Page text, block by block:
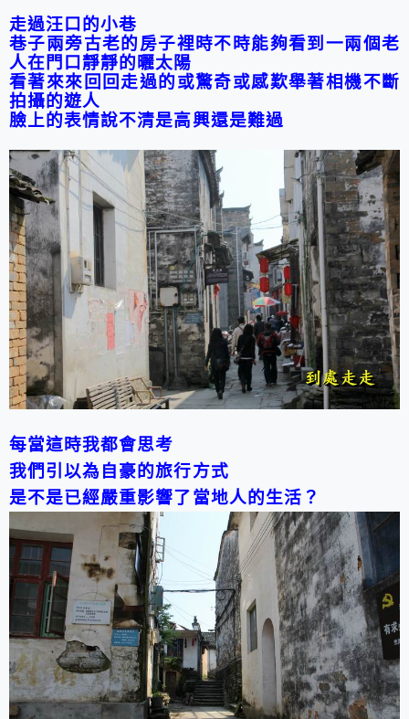
走過汪口的小巷
巷子兩旁古老的房子裡時不時能夠看到一兩個老
人在門口靜靜的曬太陽
看著來來回回走過的或驚奇或感歎舉著相機不斷
拍攝的遊人
臉上的表情說不清是高興還是難過
每當這時我都會思考
我們引以為自豪的旅行方式
是不是已經嚴重影響了當地人的生活？